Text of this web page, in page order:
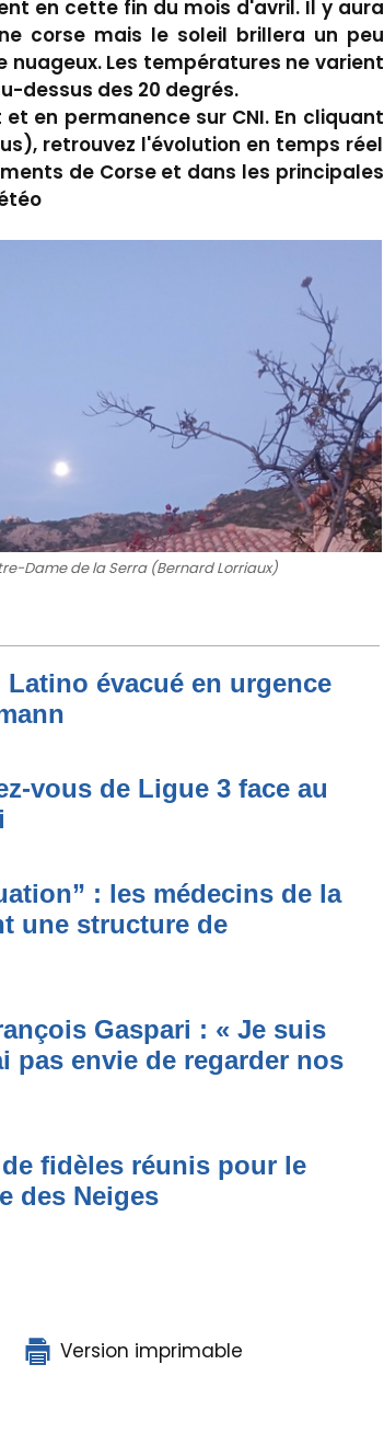
en cette fin du mois d'avril. Il y aura
corse mais le soleil brillera un peu
Les températures ne varient
dessus des 20 degrés.
en permanence sur CNI. En cliquant
retrouvez l'évolution en temps réel
de Corse et dans les principales
Dame de la Serra (Bernard Lorriaux)
évacué en urgence
vous de Ligue 3 face au
: les médecins de la
une structure de
Gaspari : « Je suis
pas envie de regarder nos
fidèles réunis pour le
des Neiges
Version imprimable